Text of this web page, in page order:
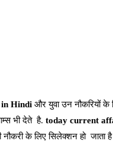
Hindi और युवा उन नौकरियों
भी देते है. today current
के लिए सिलेक्शन हो जाता है